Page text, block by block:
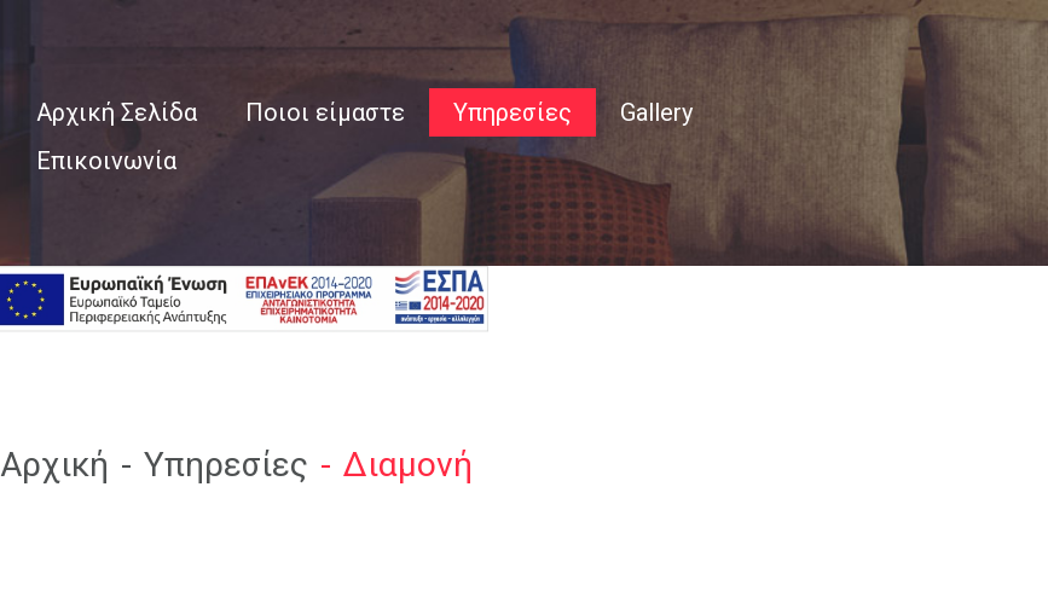
Αρχική Σελίδα Ποιοι είμαστε Υπηρεσίες
Διαμονή
Περιοχή
Είπαν για μας
Gallery
Επικοινωνία
Αρχική Υπηρεσίες Διαμονή